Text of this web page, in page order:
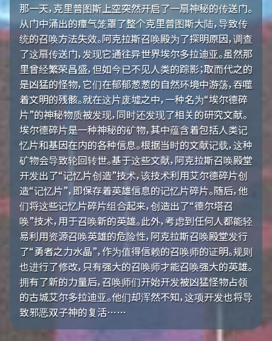
那一天，克里普图斯上空突然开启了一扇神秘的传送门。
从门中涌出的瘴气笼罩了整个克里普图斯大陆，导致传
统的召唤方法失效。阿克拉斯召唤殿为了探明原因，调查
了这扇传送门，发现它通往异世界埃尔多拉迪亚。虽然那
里曾经繁荣昌盛，但如今已不见人类的踪影；取而代之的
是凶猛的怪物，它们在郁郁葱葱的自然环境中游荡，吞噬
着文明的残骸。就在这片废墟之中，一种名为“埃尔德碎
片”的神秘物质被发现，同时还发现了相关的研究文献。
埃尔德碎片是一种神秘的矿物，其中蕴含着包括人类记
忆片和基因在内的各种信息。根据当时的文献记载，这种
矿物会导致轮回转世。基于这些文献，阿克拉斯召唤殿堂
开发出了“记忆片创造”技术，该技术利用艾尔德碎片创
造“记忆片”，即保存着英雄信息的记忆片碎片。随后，他
们将这些记忆片碎片组合起来，创造出了“德尔塔召
唤”技术，用于召唤新的英雄。此外，考虑到任何人都能轻
易利用资源召唤英雄的危险性，阿克拉斯召唤殿堂发行
了“勇者之力水晶”，作为值得信赖的召唤师的证明。规则
也进行了修改，只有强大的召唤师才能召唤强大的英雄。
拥有了新的力量后，召唤师们开始开发被凶猛怪物占领
的古城艾尔多拉迪亚。他们却浑然不知，这项开发也将导
致邪恶双子神的复活……